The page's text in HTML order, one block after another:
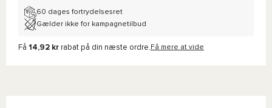
60 dages fortrydelsesret
Gælder ikke for kampagnetilbud
Få 14,92 kr rabat på din næste ordre. Få mere at vide